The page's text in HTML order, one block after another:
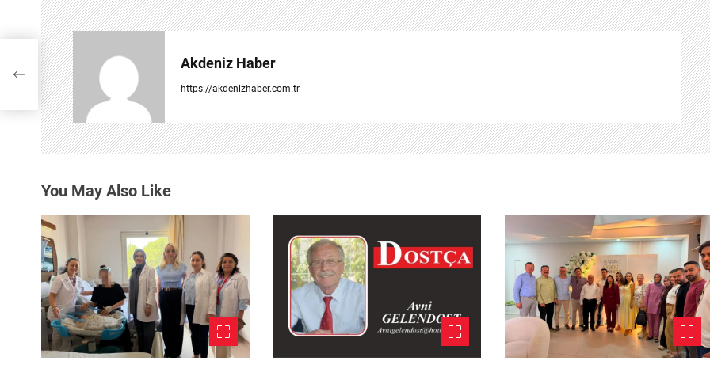
g
e
z
i
n
e
s
i
Akdeniz Haber
https://akdenizhaber.com.tr
You May Also Like